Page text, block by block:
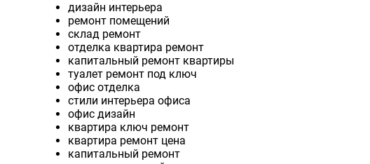
дизайн интерьера
ремонт помещений
склад ремонт
отделка квартира ремонт
капитальный ремонт квартиры
туалет ремонт под ключ
офис отделка
стили интерьера офиса
офис дизайн
квартира ключ ремонт
квартира ремонт цена
капитальный ремонт